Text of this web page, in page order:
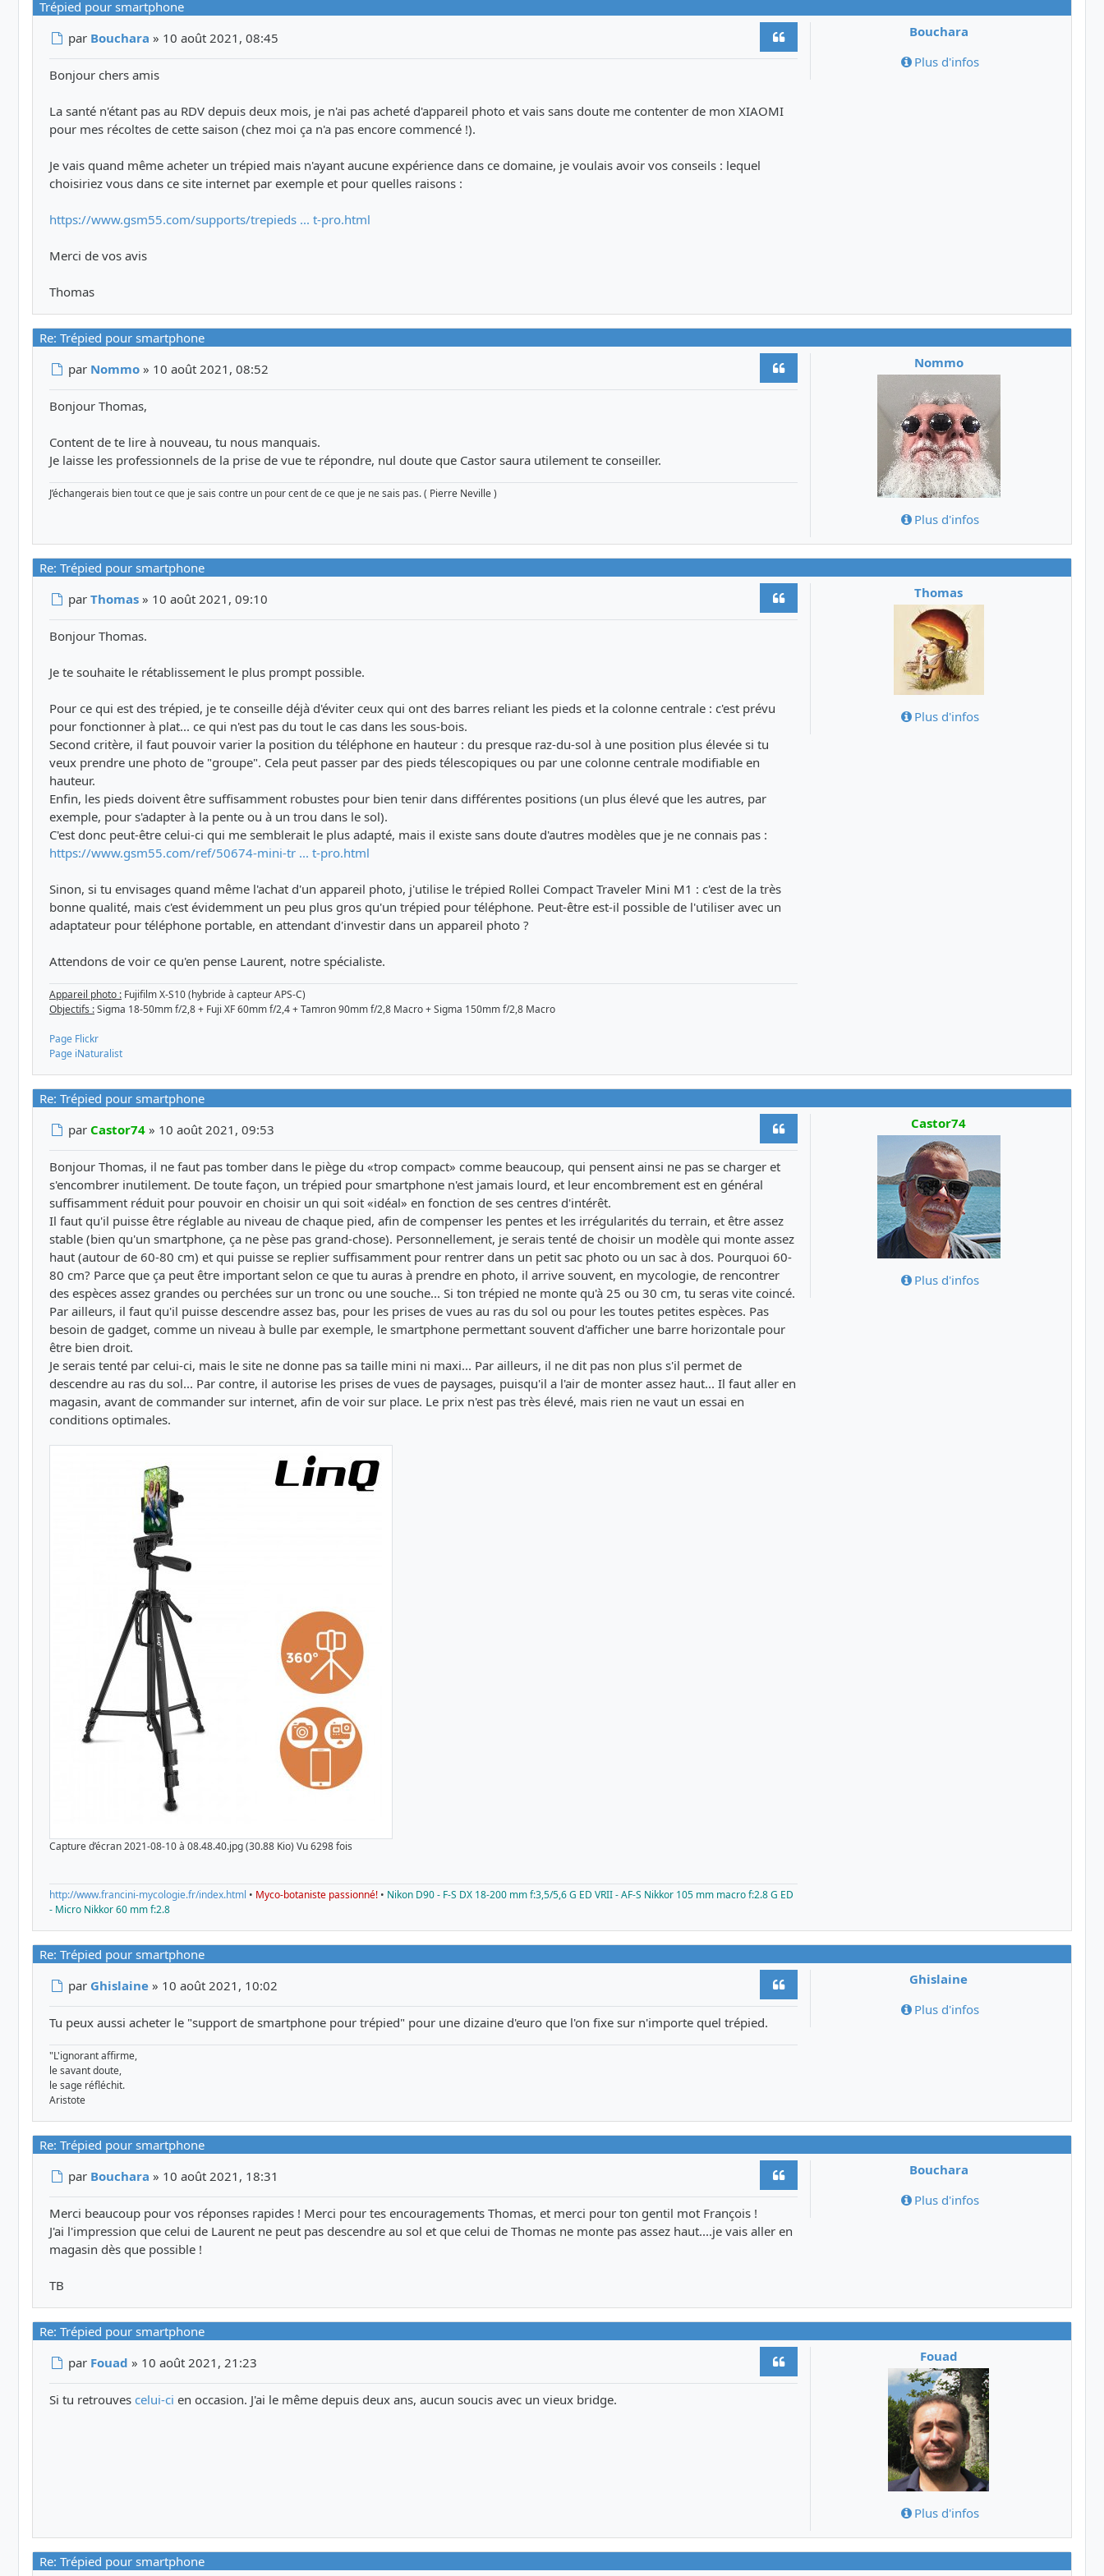
Trépied pour smartphone
Bouchara
Plus d'infos
Message
par Bouchara » 10 août 2021, 08:45
Bonjour chers amis
La santé n'étant pas au RDV depuis deux mois, je n'ai pas acheté d'appareil photo et vais sans doute me contenter de mon XIAOMI
pour mes récoltes de cette saison (chez moi ça n'a pas encore commencé !).
Je vais quand même acheter un trépied mais n'ayant aucune expérience dans ce domaine, je voulais avoir vos conseils : lequel
choisiriez vous dans ce site internet par exemple et pour quelles raisons :
https://www.gsm55.com/supports/trepieds ... t-pro.html
Merci de vos avis
Thomas
Re: Trépied pour smartphone
Nommo
Plus d'infos
Message
par Nommo » 10 août 2021, 08:52
Bonjour Thomas,
Content de te lire à nouveau, tu nous manquais.
Je laisse les professionnels de la prise de vue te répondre, nul doute que Castor saura utilement te conseiller.
J’échangerais bien tout ce que je sais contre un pour cent de ce que je ne sais pas. ( Pierre Neville )
Re: Trépied pour smartphone
Thomas
Plus d'infos
Message
parThomas » 10 août 2021, 09:10
Bonjour Thomas.
Je te souhaite le rétablissement le plus prompt possible.
Pour ce qui est des trépied, je te conseille déjà d'éviter ceux qui ont des barres reliant les pieds et la colonne centrale : c'est prévu
pour fonctionner à plat... ce qui n'est pas du tout le cas dans les sous-bois.
Second critère, il faut pouvoir varier la position du téléphone en hauteur : du presque raz-du-sol à une position plus élevée si tu
veux prendre une photo de "groupe". Cela peut passer par des pieds télescopiques ou par une colonne centrale modifiable en
hauteur.
Enfin, les pieds doivent être suffisamment robustes pour bien tenir dans différentes positions (un plus élevé que les autres, par
exemple, pour s'adapter à la pente ou à un trou dans le sol).
C'est donc peut-être celui-ci qui me semblerait le plus adapté, mais il existe sans doute d'autres modèles que je ne connais pas :
https://www.gsm55.com/ref/50674-mini-tr ... t-pro.html
Sinon, si tu envisages quand même l'achat d'un appareil photo, j'utilise le trépied Rollei Compact Traveler Mini M1 : c'est de la très
bonne qualité, mais c'est évidemment un peu plus gros qu'un trépied pour téléphone. Peut-être est-il possible de l'utiliser avec un
adaptateur pour téléphone portable, en attendant d'investir dans un appareil photo ?
Attendons de voir ce qu'en pense Laurent, notre spécialiste.
Appareil photo : Fujifilm X-S10 (hybride à capteur APS-C)
Objectifs :Sigma 18-50mm f/2,8 + Fuji XF 60mm f/2,4 + Tamron 90mm f/2,8 Macro + Sigma 150mm f/2,8 Macro
Page Flickr
Page iNaturalist
Re: Trépied pour smartphone
Castor74
Plus d'infos
Message
par Castor74 » 10 août 2021, 09:53
Bonjour Thomas, il ne faut pas tomber dans le piège du «trop compact» comme beaucoup, qui pensent ainsi ne pas se charger et
s'encombrer inutilement. De toute façon, un trépied pour smartphone n'est jamais lourd, et leur encombrement est en général
suffisamment réduit pour pouvoir en choisir un qui soit «idéal» en fonction de ses centres d'intérêt.
Il faut qu'il puisse être réglable au niveau de chaque pied, afin de compenser les pentes et les irrégularités du terrain, et être assez
stable (bien qu'un smartphone, ça ne pèse pas grand-chose). Personnellement, je serais tenté de choisir un modèle qui monte assez
haut (autour de 60-80 cm) et qui puisse se replier suffisamment pour rentrer dans un petit sac photo ou un sac à dos. Pourquoi 60-
80 cm? Parce que ça peut être important selon ce que tu auras à prendre en photo, il arrive souvent, en mycologie, de rencontrer
des espèces assez grandes ou perchées sur un tronc ou une souche... Si ton trépied ne monte qu'à 25 ou 30 cm, tu seras vite coincé.
Par ailleurs, il faut qu'il puisse descendre assez bas, pour les prises de vues au ras du sol ou pour les toutes petites espèces. Pas
besoin de gadget, comme un niveau à bulle par exemple, le smartphone permettant souvent d'afficher une barre horizontale pour
être bien droit.
Je serais tenté par celui-ci, mais le site ne donne pas sa taille mini ni maxi... Par ailleurs, il ne dit pas non plus s'il permet de
descendre au ras du sol... Par contre, il autorise les prises de vues de paysages, puisqu'il a l'air de monter assez haut... Il faut aller en
magasin, avant de commander sur internet, afin de voir sur place. Le prix n'est pas très élevé, mais rien ne vaut un essai en
conditions optimales.
Capture d’écran 2021-08-10 à 08.48.40.jpg (30.88 Kio) Vu 6298 fois
http://www.francini-mycologie.fr/index.html • Myco-botaniste passionné! • Nikon D90 - F-S DX 18-200 mm f:3,5/5,6 G ED VRII - AF-S Nikkor 105 mm macro f:2.8 G ED
- Micro Nikkor 60 mm f:2.8
Re: Trépied pour smartphone
Ghislaine
Plus d'infos
Message
par Ghislaine » 10 août 2021, 10:02
Tu peux aussi acheter le "support de smartphone pour trépied" pour une dizaine d'euro que l'on fixe sur n'importe quel trépied.
"L'ignorant affirme,
le savant doute,
le sage réfléchit.
Aristote
Re: Trépied pour smartphone
Bouchara
Plus d'infos
Message
par Bouchara » 10 août 2021, 18:31
Merci beaucoup pour vos réponses rapides ! Merci pour tes encouragements Thomas, et merci pour ton gentil mot François !
J'ai l'impression que celui de Laurent ne peut pas descendre au sol et que celui de Thomas ne monte pas assez haut....je vais aller en
magasin dès que possible !
TB
Re: Trépied pour smartphone
Fouad
Plus d'infos
Message
par Fouad » 10 août 2021, 21:23
Si tu retrouves celui-ci en occasion. J'ai le même depuis deux ans, aucun soucis avec un vieux bridge.
Re: Trépied pour smartphone